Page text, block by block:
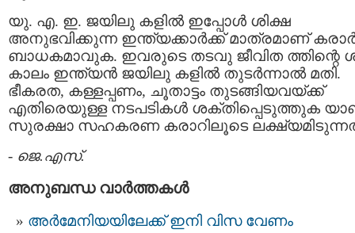
യു. എ. ഇ. ജയിലു കളില്‍ ഇപ്പോള്‍ ശിക്ഷ
അനുഭവിക്കുന്ന ഇന്ത്യക്കാര്‍ക്ക് മാത്രമാണ്
ബാധകമാവുക. ഇവരുടെ തടവു ജീവിത ത്തിന്റെ
കാലം ഇന്ത്യന്‍ ജയിലു കളില്‍ തുടര്‍ന്നാല്‍ മതി.
ഭീകരത, കള്ളപ്പണം, ചൂതാട്ടം തുടങ്ങിയവയ്ക്ക്
എതിരെയുള്ള നടപടികള്‍ ശക്തിപ്പെടുത്തുക
സുരക്ഷാ സഹകരണ കരാറിലൂടെ
- ജെ.എസ്.
അനുബന്ധ വാര്‍ത്തകള്‍
അർമേനിയയിലേക്ക് ഇനി വിസ വേണം